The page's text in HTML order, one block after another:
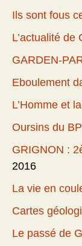
Ils sont fous
L’actualité de
GARDEN-
Eboulement
L’Homme et
Oursins du BP
GRIGNON :
2016
La vie en
Cartes
Le passé de